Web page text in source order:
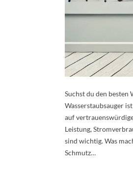
Suchst du den besten
Wasserstaubsauger
auf
Leistung,
sind wichtig. Was
Schmutz…